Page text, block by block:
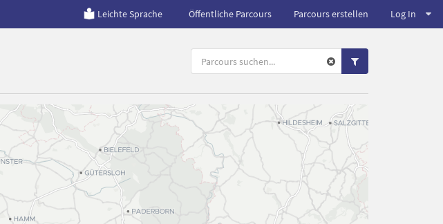
Leichte Sprache Öffentliche Parcours Parcours erstellen Log In